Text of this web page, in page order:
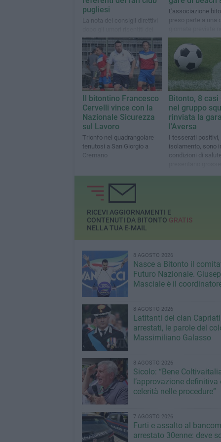
pugliesi
La nota dei consigli direttivi
soci affiliati
L'associazione
preso parte a una
rassegna sportiva
Il bitontino Francesco
Cervelli vince con la
Nazionale Sicurezza
sul Lavoro
Trionfo nel quadrangolare
tenutosi a San Giorgio a
Cremano
Bitonto, 8 casi
nel gruppo
rinviata la
l'Aversa
I tesserati positivi,
isolamento, sono
condizioni di
RICEVI AGGIORNAMENTI E
CONTENUTI DA BITONTO GRATIS
NELLA TUA E-MAIL
8 AGOSTO 2026
Nasce a Bitonto il
Futuro Nazionale.
Masciale è il
8 AGOSTO 2026
Latitanti del clan Capriati
arrestati, le parole del
Massimiliano Galasso
8 AGOSTO 2026
Sicolo: “Bene
l’approvazione definitiva
celerità nelle procedure”
7 AGOSTO 2026
Furti e assalto al
arrestato 30enne: deve